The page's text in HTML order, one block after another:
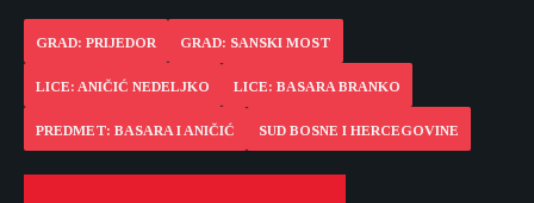
GRAD: PRIJEDOR GRAD: SANSKI MOST
LICE: ANIČIĆ NEDELJKO LICE: BASARA BRANKO
PREDMET: BASARA I ANIČIĆ SUD BOSNE I HERCEGOVINE